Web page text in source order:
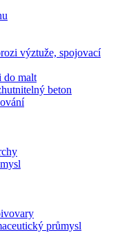
výztuže, spojovací
do malt
beton
průmysl